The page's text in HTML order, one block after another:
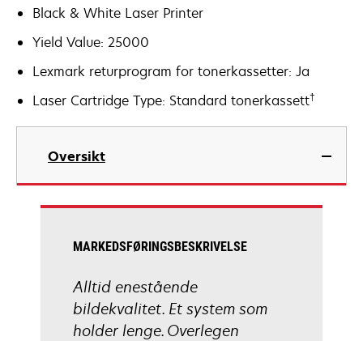
Black & White Laser Printer
Yield Value: 25000
Lexmark returprogram for tonerkassetter: Ja
Laser Cartridge Type: Standard tonerkassett†
Oversikt
MARKEDSFØRINGSBESKRIVELSE
Alltid enestående
bildekvalitet. Et system som
holder lenge. Overlegen